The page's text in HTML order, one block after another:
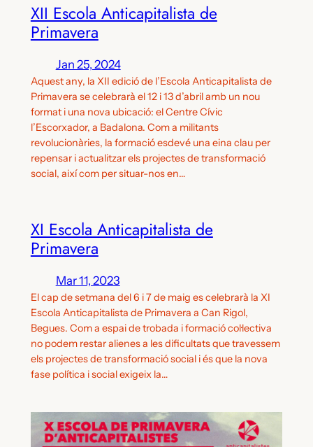
XII Escola Anticapitalista de
Primavera
Jan 25, 2024
Aquest any, la XII edició de l’Escola Anticapitalista de
Primavera se celebrarà el 12 i 13 d’abril amb un nou
format i una nova ubicació: el Centre Cívic
l’Escorxador, a Badalona. Com a militants
revolucionàries, la formació esdevé una eina clau per
repensar i actualitzar els projectes de transformació
social, així com per situar-nos en…
XI Escola Anticapitalista de
Primavera
Mar 11, 2023
El cap de setmana del 6 i 7 de maig es celebrarà la XI
Escola Anticapitalista de Primavera a Can Rigol,
Begues. Com a espai de trobada i formació col·lectiva
no podem restar alienes a les dificultats que travessem
els projectes de transformació social i és que la nova
fase política i social exigeix la…